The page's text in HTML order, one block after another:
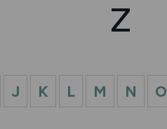
Z
J K L M N O